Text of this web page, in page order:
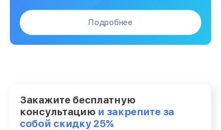
Подробнее
Закажите бесплатную
консультацию и закрепите за
собой скидку 25%